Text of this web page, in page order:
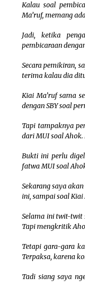
Kalau soal
Ma’ruf, memang
Jadi, ketika
pembicaraan
Secara pemikiran,
terima kalau dia
Kiai Ma’ruf sama
dengan SBY soal
Tapi tampaknya
dari MUI soal
Bukti ini perlu
fatwa MUI soal
Sekarang saya
ini, sampai soal Kiai
Selama ini twit-twit
Tapi mengkritik
Tetapi gara-gara
Terpaksa, karena
Tadi siang saya